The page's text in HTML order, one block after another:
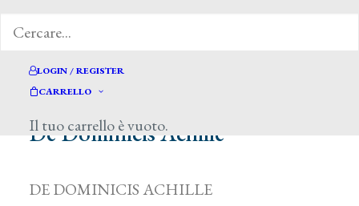
LOGIN / REGISTER
CARRELLO
Il tuo carrello è vuoto.
De Dominicis Achille *
DE DOMINICIS ACHILLE